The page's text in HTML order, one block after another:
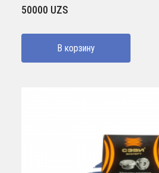
50000 UZS
В корзину